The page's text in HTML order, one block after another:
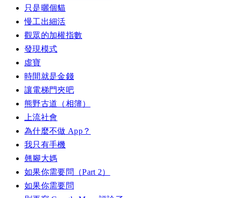
只是曬個貓
慢工出細活
觀眾的加權指數
發現模式
虛寶
時間就是金錢
讓電梯門夾吧
熊野古道（相簿）
上流社會
為什麼不做 App？
我只有手機
翹腳大媽
如果你需要問（Part 2）
如果你需要問